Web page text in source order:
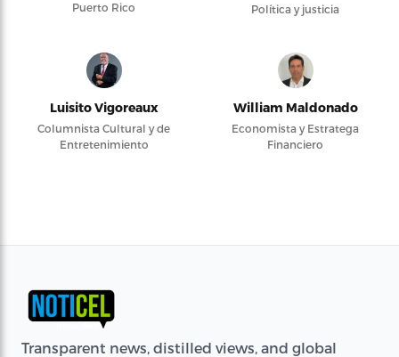
Puerto Rico
Política y justicia
Luisito Vigoreaux
Columnista Cultural y de
Entretenimiento
William Maldonado
Economista y Estratega
Financiero
Transparent news, distilled views, and global